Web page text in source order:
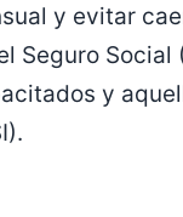
y evitar
Seguro Social
y